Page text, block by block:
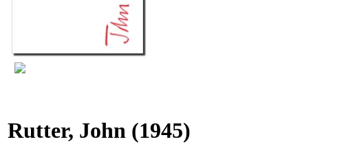
Rutter, John (1945)